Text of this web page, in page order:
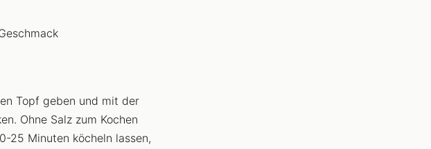
Topf geben und mit der
Ohne Salz zum Kochen
25 Minuten köcheln lassen,